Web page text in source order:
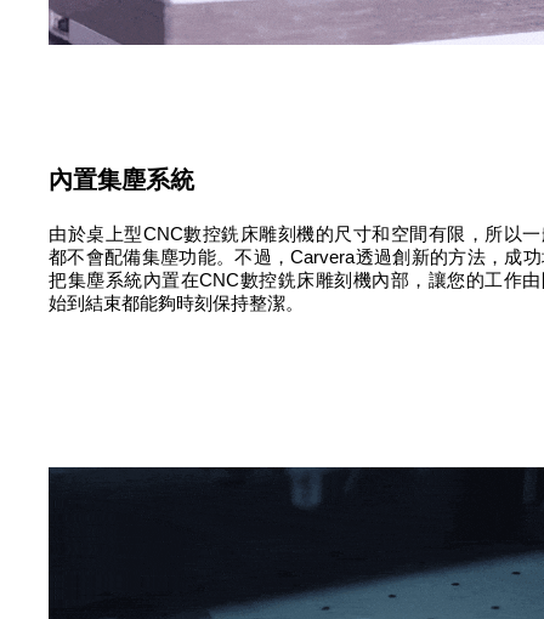
內置集塵系統
由於桌上型CNC數控銑床雕刻機的尺寸和空間有限，所以
都不會配備集塵功能。不過，Carvera透過創新的方法，成
把集塵系統內置在CNC數控銑床雕刻機內部，讓您的工作
始到結束都能夠時刻保持整潔。